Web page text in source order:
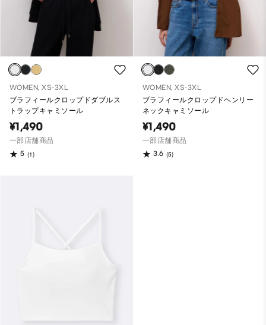
WOMEN, XS-3XL
ブラフィールクロップドダブルス
トラップキャミソール
¥1,490
一部店舗商品
5 (1)
WOMEN, XS-3XL
ブラフィールクロップドヘンリー
ネックキャミソール
¥1,490
一部店舗商品
3.6 (5)